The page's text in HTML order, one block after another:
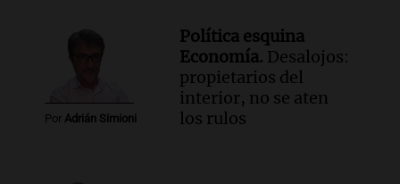
Audio.El Tesoro Nacional captura 12
billones de pesos y genera excedente de
liquidez de 4 billones
Panorama Federal
Por Adrián Simioni
Política esquina
Economía. Desalojos:
propietarios del
interior, no se aten
los rulos